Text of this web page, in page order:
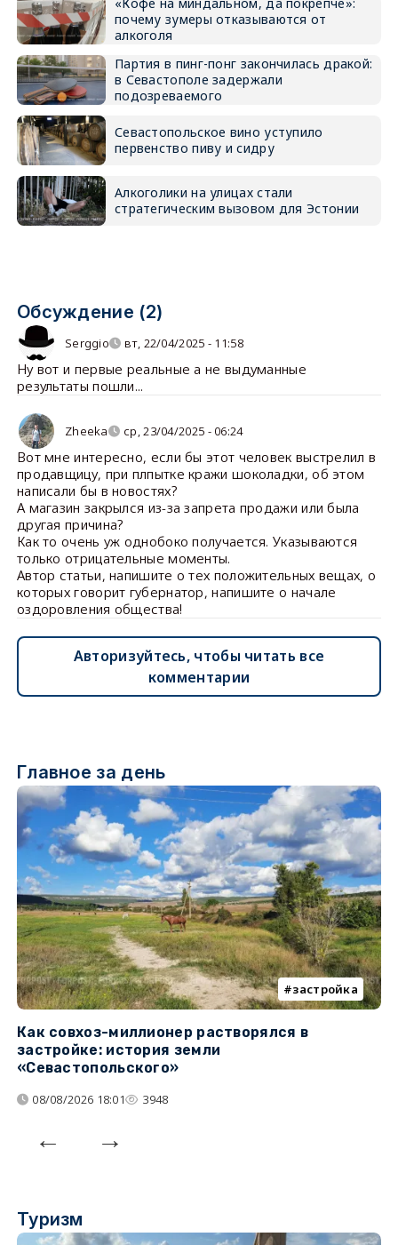
почему зумеры отказываются от
алкоголя
Партия в пинг-понг закончилась дракой:
в Севастополе задержали
подозреваемого
Севастопольское вино уступило
первенство пиву и сидру
Алкоголики на улицах стали
стратегическим вызовом для Эстонии
Обсуждение (2)
Serggio вт, 22/04/2025 - 11:58
Ну вот и первые реальные а не выдуманные
результаты пошли...
Zheeka ср, 23/04/2025 - 06:24
Вот мне интересно, если бы этот человек выстрелил в
продавщицу, при плпытке кражи шоколадки, об этом
написали бы в новостях?
А магазин закрылся из-за запрета продажи или была
другая причина?
Как то очень уж однобоко получается. Указываются
только отрицательные моменты.
Автор статьи, напишите о тех положительных вещах, о
которых говорит губернатор, напишите о начале
оздоровления общества!
Авторизуйтесь, чтобы читать все
комментарии
Главное за день
застройка
Как совхоз-миллионер растворялся в
застройке: история земли
«Севастопольского»
08/08/2026 18:01 3948
Туризм